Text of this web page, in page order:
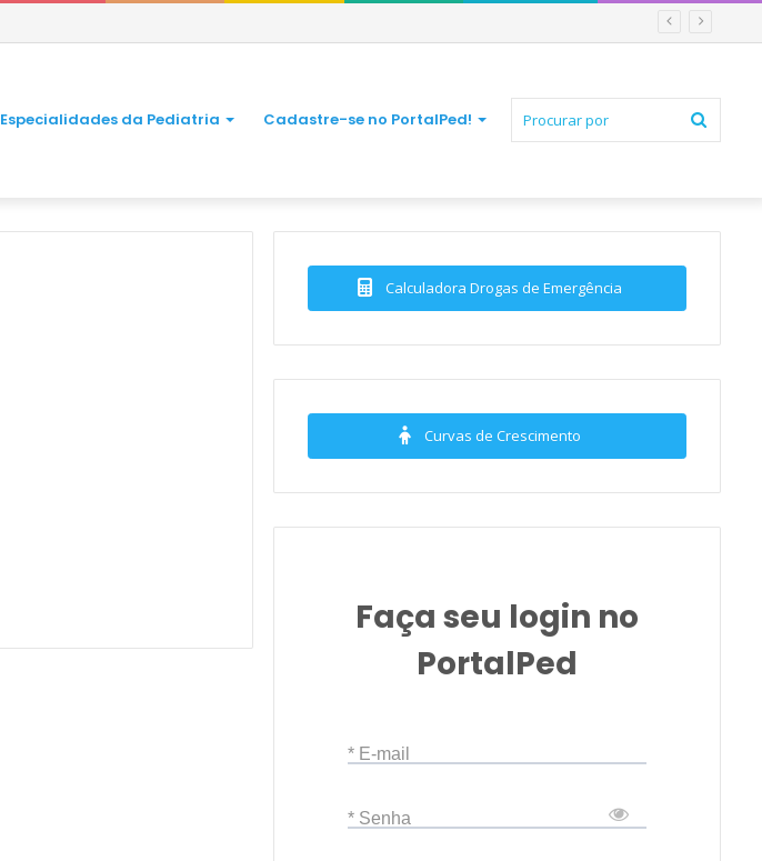
Especialidades da Pediatria Cadastre-se no PortalPed!
Calculadora Drogas de Emergência
Curvas de Crescimento
Faça seu login no
PortalPed
* E-mail
* Senha